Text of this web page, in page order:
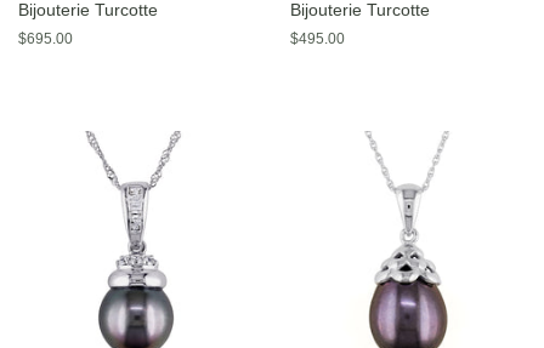
Bijouterie Turcotte
Prix
$695.00
Bijouterie Turcotte
Prix
$495.00